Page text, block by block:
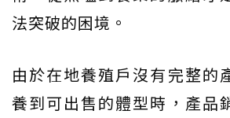
法突破的困境。
由於在地養殖戶沒有完整的
養到可出售的體型時，產品